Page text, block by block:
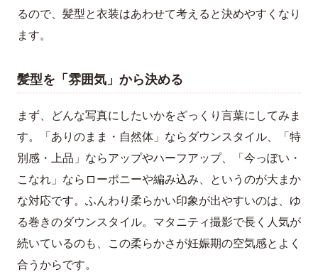
るので、髪型と衣装はあわせて考えると決めやすくなり
ます。
髪型を「雰囲気」から決める
まず、どんな写真にしたいかをざっくり言葉にしてみま
す。「ありのまま・自然体」ならダウンスタイル、「特
別感・上品」ならアップやハーフアップ、「今っぽい・
こなれ」ならローポニーや編み込み、というのが大まか
な対応です。ふんわり柔らかい印象が出やすいのは、ゆ
る巻きのダウンスタイル。マタニティ撮影で長く人気が
続いているのも、この柔らかさが妊娠期の空気感とよく
合うからです。